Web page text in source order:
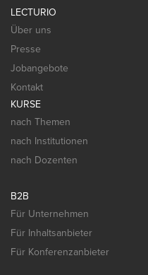
LECTURIO
Über uns
Presse
Jobangebote
Kontakt
KURSE
nach Themen
nach Institutionen
nach Dozenten
B2B
Für Unternehmen
Für Inhaltsanbieter
Für Konferenzanbieter